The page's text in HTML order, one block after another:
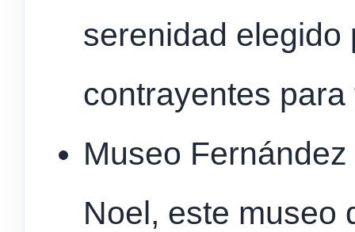
serenidad elegido
contrayentes
Museo
Noel, este museo